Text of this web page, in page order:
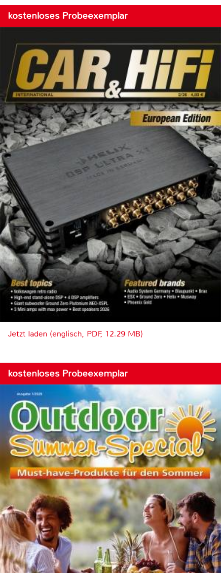
kostenloses Probeexemplar
Jetzt laden (englisch, PDF, 12.29 MB)
kostenloses Probeexemplar